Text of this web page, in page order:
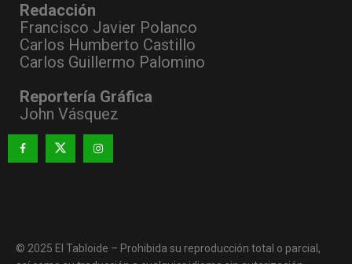
Redacción
Francisco Javier Polanco
Carlos Humberto Castillo
Carlos Guillermo Palomino
Reportería Gráfica
John Vásquez
© 2025 El Tabloide – Prohibida su reproducción total o parcial,